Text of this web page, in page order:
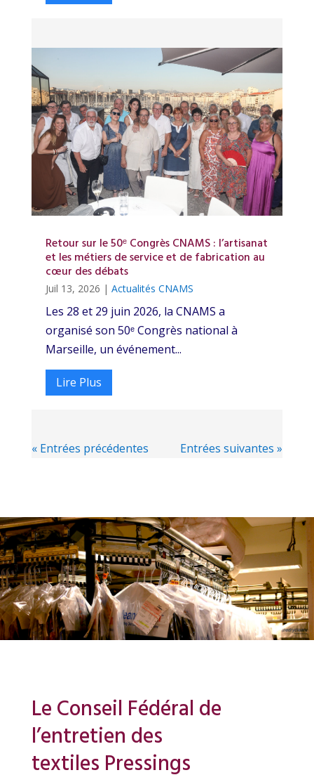
Retour sur le 50ᵉ Congrès CNAMS : l’artisanat
et les métiers de service et de fabrication au
cœur des débats
Juil 13, 2026 | Actualités CNAMS
Les 28 et 29 juin 2026, la CNAMS a
organisé son 50ᵉ Congrès national à
Marseille, un événement...
Lire Plus
« Entrées précédentes Entrées suivantes »
Le Conseil Fédéral de
l’entretien des
textiles Pressings